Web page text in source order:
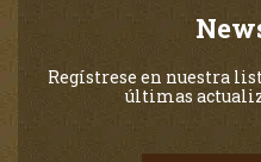
Regístrese en nuestra
últimas